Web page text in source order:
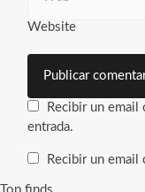
Website
Recibir un
entrada.
Recibir un email